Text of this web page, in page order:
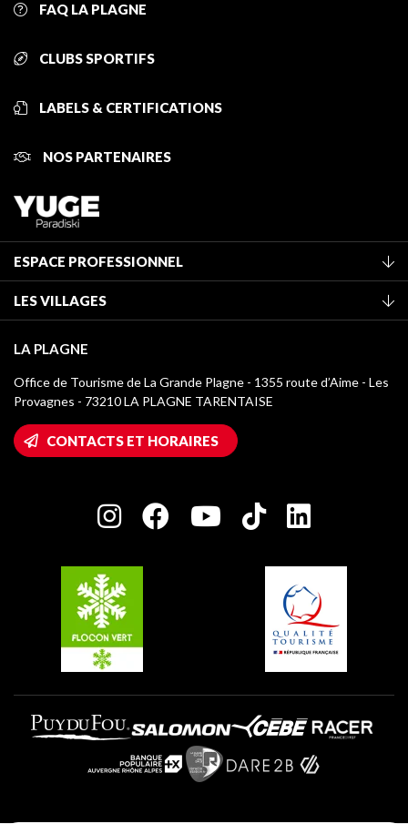
FAQ LA PLAGNE
CLUBS SPORTIFS
LABELS & CERTIFICATIONS
NOS PARTENAIRES
ESPACE PROFESSIONNEL
Classement des meublés
Taxe de séjour
Médiathèque
Logos La Plagne
Accès Wifi
Maison des Propriétaires
Charte des Acteurs Engagés
LES VILLAGES
Montchavin - Les Coches
Champagny-en-Vanoise
Plagne 1800
Plagne Villages
Plagne Aime 2000
LA PLAGNE
Office de Tourisme de La Grande Plagne - 1355 route d’Aime - Les
Provagnes - 73210 LA PLAGNE TARENTAISE
CONTACTS ET HORAIRES